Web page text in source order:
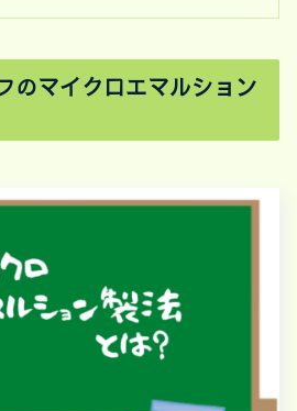
のマイクロエマルション